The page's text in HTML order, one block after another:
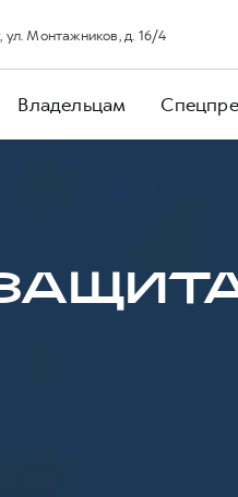
ул. Монтажников, д. 16/4
Владельцам